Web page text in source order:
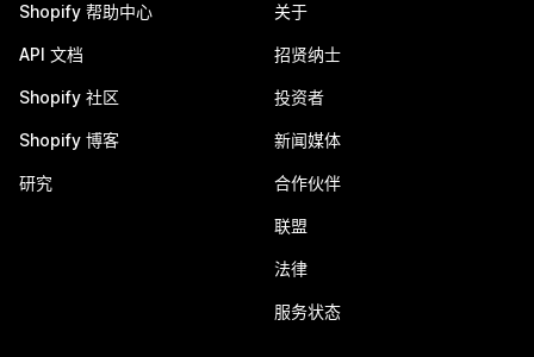
Shopify 帮助中心
API 文档
Shopify 社区
Shopify 博客
研究
关于
招贤纳士
投资者
新闻媒体
合作伙伴
联盟
法律
服务状态